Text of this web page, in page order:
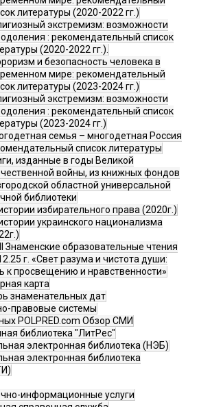
литературы (2020-2022 гг.)
экстремизм: возможности
: рекомендательный список
(2020-2022 гг.).
и безопасность человека в
мире: рекомендательный
литературы (2023-2024 гг.)
экстремизм: возможности
: рекомендательный список
(2023-2024 гг.)
семья – многодетная Россия
список литературы
изданные в годы Великой
войны, из книжных фондов
областной универсальной
библиотеки
избирательного права (2020г.)
украинского национализма
Знаменские образовательные чтения
г. «Свет разума и чистота души:
к просвещению и нравственности»
карта
знаменательных дат
правовые системы
POLPRED.com Обзор СМИ
библиотека "ЛитРес"
электронная библиотека (НЭБ)
электронная библиотека
информационные услуги